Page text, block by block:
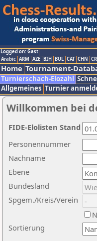
Logged on: Gast
Arabic ARM AZE BIH BUL CAT CHN
Home Tournament-
Turnierschach-Elozahl
Allgemeines Turnier
Willkommen bei
Nachname
Ebene
Sortierung
Personennummer
Bundesland
Spgem./Kreis/Verein
FIDE-Elolisten Stand